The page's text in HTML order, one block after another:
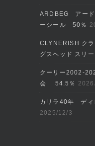
ARDBEG アー
ーシール 50％
CLYNERISH ク
グスヘッド スリ
クーリー
会 54.5％
カリラ40年 ディ
2025/12/3